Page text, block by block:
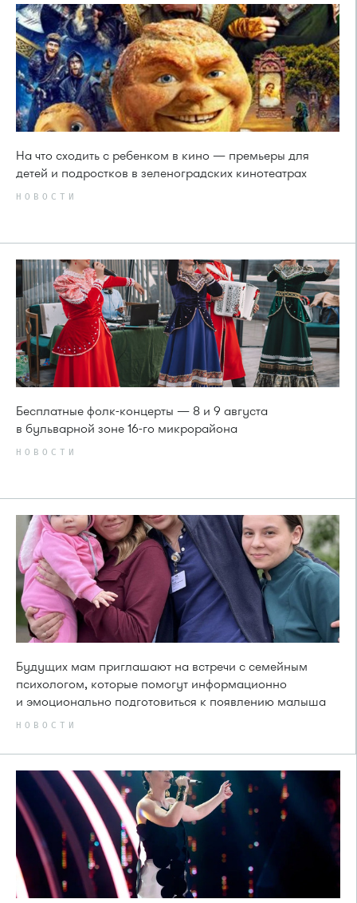
На что сходить с ребенком в кино — премьеры для
детей и подростков в зеленоградских кинотеатрах
НОВОСТИ
Бесплатные фолк-концерты — 8 и 9 августа
в бульварной зоне 16-го микрорайона
НОВОСТИ
Будущих мам приглашают на встречи с семейным
психологом, которые помогут информационно
и эмоционально подготовиться к появлению малыша
НОВОСТИ